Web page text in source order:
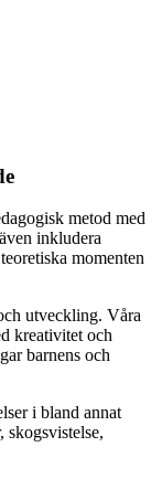
metod med
inkludera
momenten
utveckling. Våra
kreativitet och
barnens och
i bland annat
skogsvistelse,